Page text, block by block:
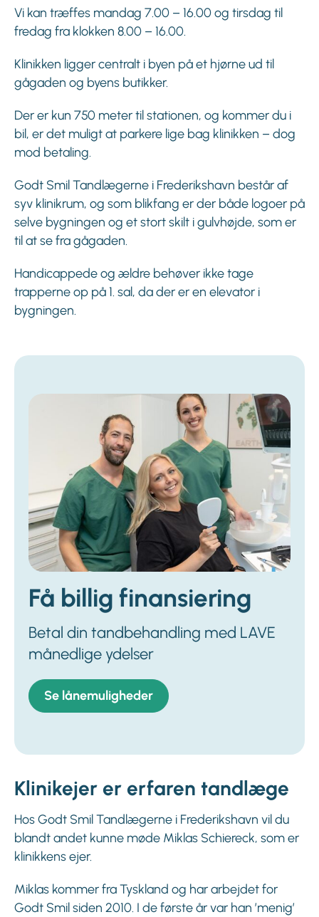
Vi kan træffes mandag 7.00 – 16.00 og tirsdag til
fredag fra klokken 8.00 – 16.00.
Klinikken ligger centralt i byen på et hjørne ud til
gågaden og byens butikker.
Der er kun 750 meter til stationen, og kommer du i
bil, er det muligt at parkere lige bag klinikken – dog
mod betaling.
Godt Smil Tandlægerne i Frederikshavn består af
syv klinikrum, og som blikfang er der både logoer på
selve bygningen og et stort skilt i gulvhøjde, som er
til at se fra gågaden.
Handicappede og ældre behøver ikke tage
trapperne op på 1. sal, da der er en elevator i
bygningen.
Få billig finansiering
Betal din tandbehandling med LAVE
månedlige ydelser
Se lånemuligheder
Klinikejer er erfaren tandlæge
Hos Godt Smil Tandlægerne i Frederikshavn vil du
blandt andet kunne møde Miklas Schiereck, som er
klinikkens ejer.
Miklas kommer fra Tyskland og har arbejdet for
Godt Smil siden 2010. I de første år var han ’menig’